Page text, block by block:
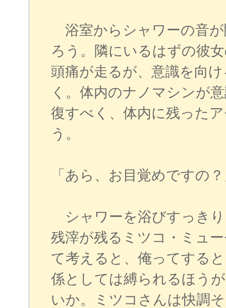
浴室からシャワーの音
ろう。隣にいるはずの彼
頭痛が走るが、意識を向
く。体内のナノマシンが
復すべく、体内に残った
う。
「あら、お目覚めですの
シャワーを浴びすっき
残滓が残るミツコ・ミュ
て考えると、俺ってする
係としては縛られるほう
いか。ミツコさんは快調